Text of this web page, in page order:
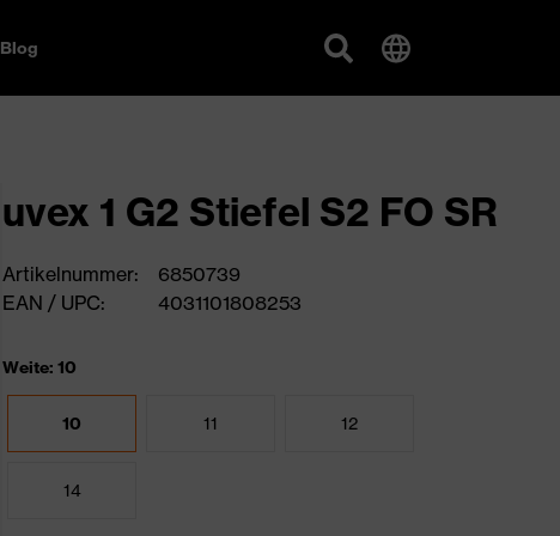
Blog
uvex 1 G2 Stiefel S2 FO SR
Artikelnummer:
6850739
EAN / UPC:
4031101808253
Weite: 10
10 11 12
14